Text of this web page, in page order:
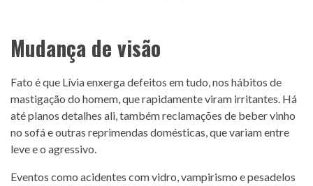
Mudança de visão
Fato é que Lívia enxerga defeitos em tudo, nos hábitos de
mastigação do homem, que rapidamente viram irritantes. Há
até planos detalhes ali, também reclamações de beber vinho
no sofá e outras reprimendas domésticas, que variam entre
leve e o agressivo.
Eventos como acidentes com vidro, vampirismo e pesadelos